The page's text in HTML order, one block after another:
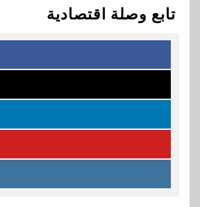
تابع وصلة اقتصادية